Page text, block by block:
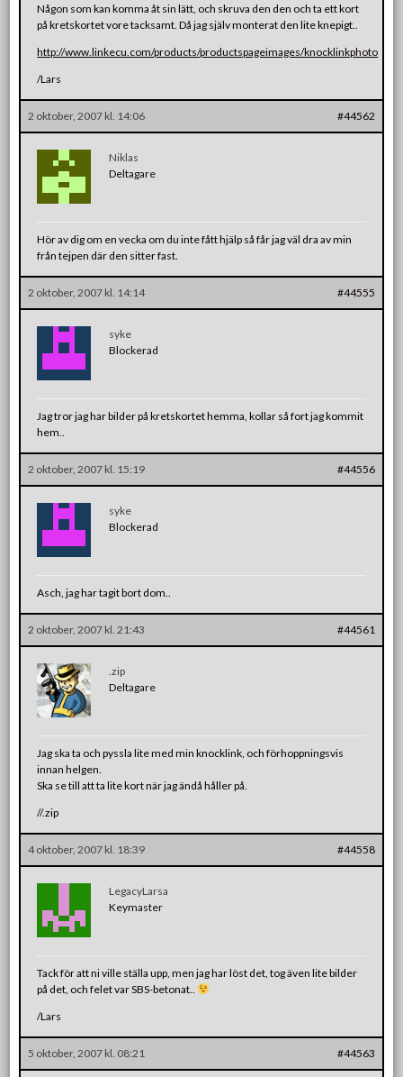
Någon som kan komma åt sin lätt, och skruva den den och ta ett kort
på kretskortet vore tacksamt. Då jag själv monterat den lite knepigt..
http://www.linkecu.com/products/productspageimages/knocklinkphoto
/Lars
2 oktober, 2007 kl. 14:06 #44562
Niklas
Deltagare
Hör av dig om en vecka om du inte fått hjälp så får jag väl dra av min
från tejpen där den sitter fast.
2 oktober, 2007 kl. 14:14 #44555
syke
Blockerad
Jag tror jag har bilder på kretskortet hemma, kollar så fort jag kommit
hem..
2 oktober, 2007 kl. 15:19 #44556
syke
Blockerad
Asch, jag har tagit bort dom..
2 oktober, 2007 kl. 21:43 #44561
.zip
Deltagare
Jag ska ta och pyssla lite med min knocklink, och förhoppningsvis
innan helgen.
Ska se till att ta lite kort när jag ändå håller på.
//.zip
4 oktober, 2007 kl. 18:39 #44558
LegacyLarsa
Keymaster
Tack för att ni ville ställa upp, men jag har löst det, tog även lite bilder
på det, och felet var SBS-betonat..
/Lars
5 oktober, 2007 kl. 08:21 #44563